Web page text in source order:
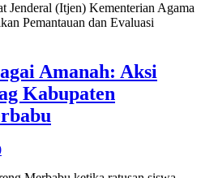
Jenderal (Itjen) Kementerian Agama
Pemantauan dan Evaluasi
Amanah: Aksi
Kabupaten